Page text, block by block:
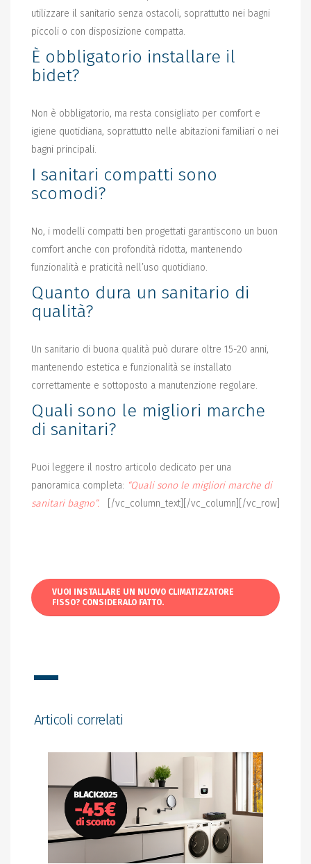
utilizzare il sanitario senza ostacoli, soprattutto nei bagni
piccoli o con disposizione compatta.
È obbligatorio installare il
bidet?
Non è obbligatorio, ma resta consigliato per comfort e
igiene quotidiana, soprattutto nelle abitazioni familiari o nei
bagni principali.
I sanitari compatti sono
scomodi?
No, i modelli compatti ben progettati garantiscono un buon
comfort anche con profondità ridotta, mantenendo
funzionalità e praticità nell’uso quotidiano.
Quanto dura un sanitario di
qualità?
Un sanitario di buona qualità può durare oltre 15-20 anni,
mantenendo estetica e funzionalità se installato
correttamente e sottoposto a manutenzione regolare.
Quali sono le migliori marche
di sanitari?
Puoi leggere il nostro articolo dedicato per una
panoramica completa: “Quali sono le migliori marche di
sanitari bagno”. [/vc_column_text][/vc_column][/vc_row]
VUOI INSTALLARE UN NUOVO CLIMATIZZATORE
FISSO? CONSIDERALO FATTO.
Articoli correlati